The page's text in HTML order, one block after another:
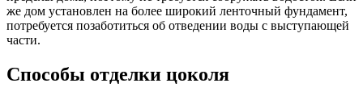
же дом установлен на более широкий ленточный фундамент,
потребуется позаботиться об отведении воды с выступающей
части.
Способы отделки цоколя